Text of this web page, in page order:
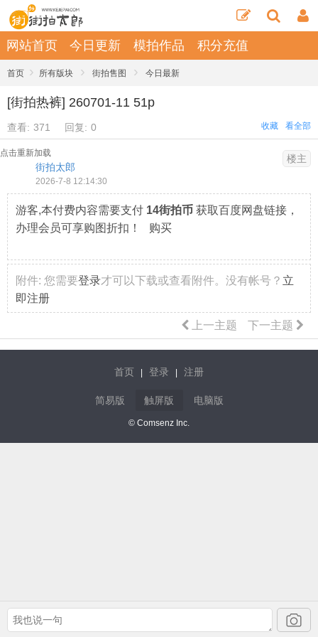
网站首页 今日更新 模拍作品 积分充值
首页 › 所有版块 › 街拍售图 › 今日最新
[街拍热裤] 260701-11 51p
查看: 371 回复: 0 看全部
收藏
点击重新加载
街拍太郎
2026-7-8 12:14:30
楼主
游客,本付费内容需要支付 14街拍币 获取百度网盘链接，
办理会员可享购图折扣！ 购买
附件: 您需要登录才可以下载或查看附件。没有帐号？ 立
即注册
下一主题
上一主题
首页 登录 注册
简易版 触屏版 电脑版
© Comsenz Inc.